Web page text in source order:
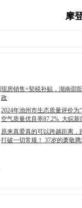
摩
现房销售+契税补贴，湖南邵
政
2024年池州市生态质量评价为
空气质量优良率87.2%_大皖新
原来真爱真的可以跨越距离，
打破一切常规！ 37岁的萧敬